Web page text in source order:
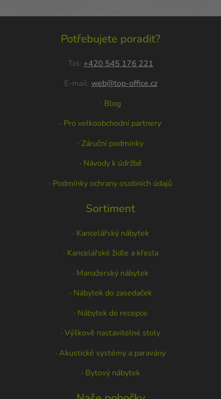
Potřebujete poradit?
Tel: +420 545 176 221
E-mail: web@top-office.cz
· Blog
· Pro velkoobchodní partnery
· Záruční podmínky
· Návody k údržbě
· Podmínky ochrany osobních údajů
Sortiment
· Kancelářský nábytek
· Kancelářské židle a křesla
· Manažerský nábytek
· Nábytek do zasedaček
· Nábytek do recepce
· Výškově nastavitelné stoly
· Akustické systémy a paravány
· Bytový nábytek